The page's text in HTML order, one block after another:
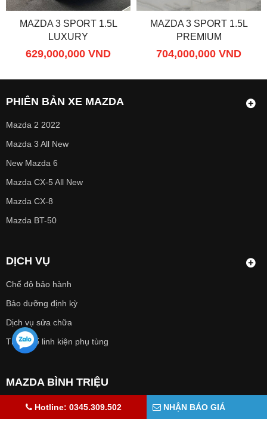
MAZDA 3 SPORT 1.5L
LUXURY
629,000,000 VND
MAZDA 3 SPORT 1.5L
PREMIUM
704,000,000 VND
PHIÊN BẢN XE MAZDA
Mazda 2 2022
Mazda 3 All New
New Mazda 6
Mazda CX-5 All New
Mazda CX-8
Mazda BT-50
DỊCH VỤ
Chế độ bảo hành
Bảo dưỡng định kỳ
Dịch vụ sửa chữa
Thay thế linh kiện phụ tùng
MAZDA BÌNH TRIỆU
Hotline: 0345.309.502
Hotline: 0345.309.502 NHẬN BÁO GIÁ